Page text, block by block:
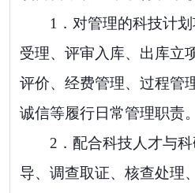
1． 对管理的科技计划
受理、评审入库、出库立
评价、经费管理、 过程管
诚信等履行日常管理职责。
2． 配合科技人才与
导、调查取证、核查处理